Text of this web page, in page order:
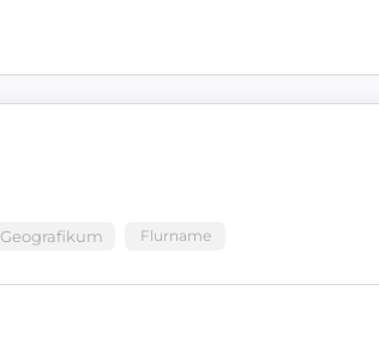
Geografikum Flurname